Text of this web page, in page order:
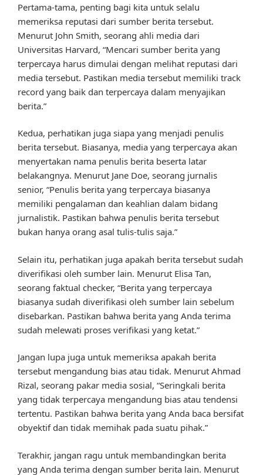
Pertama-tama, penting bagi kita untuk selalu
memeriksa reputasi dari sumber berita tersebut.
Menurut John Smith, seorang ahli media dari
Universitas Harvard, “Mencari sumber berita yang
terpercaya harus dimulai dengan melihat reputasi dari
media tersebut. Pastikan media tersebut memiliki track
record yang baik dan terpercaya dalam menyajikan
berita.”
Kedua, perhatikan juga siapa yang menjadi penulis
berita tersebut. Biasanya, media yang terpercaya akan
menyertakan nama penulis berita beserta latar
belakangnya. Menurut Jane Doe, seorang jurnalis
senior, “Penulis berita yang terpercaya biasanya
memiliki pengalaman dan keahlian dalam bidang
jurnalistik. Pastikan bahwa penulis berita tersebut
bukan hanya orang asal tulis-tulis saja.”
Selain itu, perhatikan juga apakah berita tersebut sudah
diverifikasi oleh sumber lain. Menurut Elisa Tan,
seorang faktual checker, “Berita yang terpercaya
biasanya sudah diverifikasi oleh sumber lain sebelum
disebarkan. Pastikan bahwa berita yang Anda terima
sudah melewati proses verifikasi yang ketat.”
Jangan lupa juga untuk memeriksa apakah berita
tersebut mengandung bias atau tidak. Menurut Ahmad
Rizal, seorang pakar media sosial, “Seringkali berita
yang tidak terpercaya mengandung bias atau tendensi
tertentu. Pastikan bahwa berita yang Anda baca bersifat
obyektif dan tidak memihak pada suatu pihak.”
Terakhir, jangan ragu untuk membandingkan berita
yang Anda terima dengan sumber berita lain. Menurut